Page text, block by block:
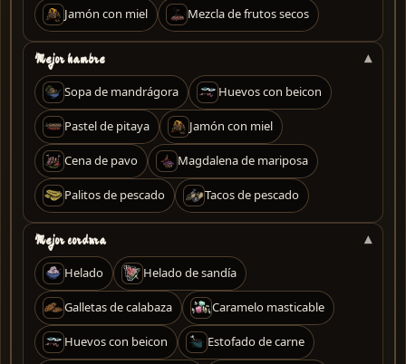
Jamón con miel Mezcla de frutos secos
Mejor hambre
Sopa de mandrágora Huevos con beicon
Pastel de pitaya Jamón con miel
Cena de pavo Magdalena de mariposa
Palitos de pescado Tacos de pescado
Mejor cordura
Helado Helado de sandía
Galletas de calabaza Caramelo masticable
Huevos con beicon Estofado de carne